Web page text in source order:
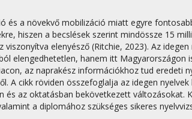
és a növekvő mobilizáció miatt egyre
hiszen a becslések szerint mindössze 15
viszonyítva elenyésző (Ritchie, 2023). Az
elengedhetetlen, hanem itt Magyarországon
az naprakész információkhoz tud eredeti
A cikk röviden összefoglalja az idegen
és az oktatásban bekövetkezett
a diplomához szükséges sikeres